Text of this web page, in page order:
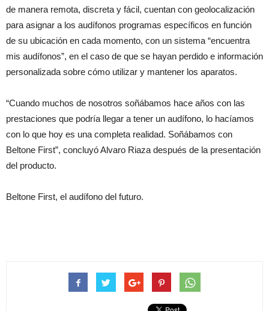
de manera remota, discreta y fácil, cuentan con geolocalización
para asignar a los audífonos programas específicos en función
de su ubicación en cada momento, con un sistema “encuentra
mis audífonos”, en el caso de que se hayan perdido e información
personalizada sobre cómo utilizar y mantener los aparatos.
“Cuando muchos de nosotros soñábamos hace años con las
prestaciones que podría llegar a tener un audífono, lo hacíamos
con lo que hoy es una completa realidad. Soñábamos con
Beltone First”, concluyó Alvaro Riaza después de la presentación
del producto.
Beltone First, el audífono del futuro.